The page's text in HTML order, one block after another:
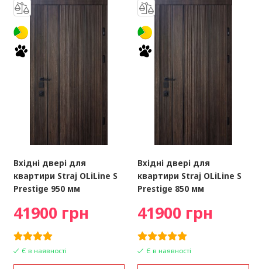
Вхідні двері для
квартири Straj OLiLine S
Prestige 950 мм
41900 грн
Є в наявності
Вхідні двері для
квартири Straj OLiLine S
Prestige 850 мм
41900 грн
Є в наявності